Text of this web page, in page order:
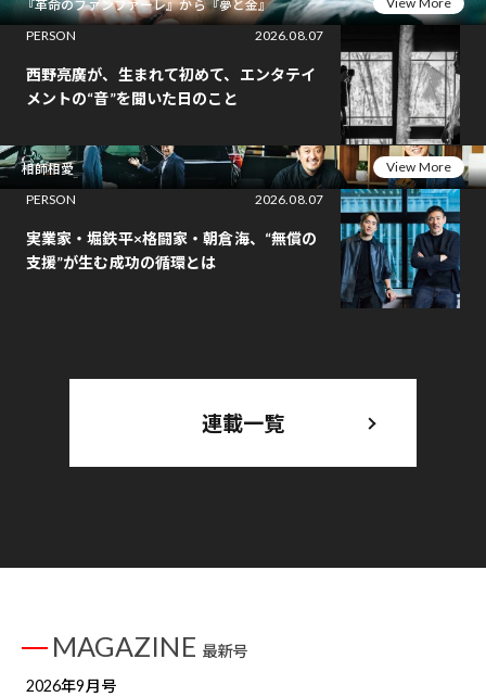
『革命のファンファーレ』から『夢と金』
PERSON
2026.08.07
西野亮廣が、生まれて初めて、エンタテイ
メントの“音”を聞いた日のこと
相師相愛
View More
PERSON
2026.08.07
実業家・堀鉄平×格闘家・朝倉海、“無償の
支援”が生む成功の循環とは
連載一覧
MAGAZINE 最新号
2026年9月号